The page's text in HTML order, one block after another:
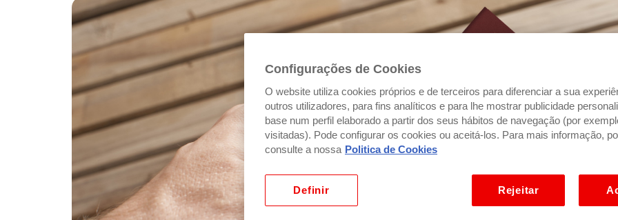
Configurações de Cookies
O website utiliza cookies próprios e de terceiros para diferenciar a sua
outros utilizadores, para fins analíticos e para lhe mostrar publicidade
base num perfil elaborado a partir dos seus hábitos de navegação (por
visitadas). Pode configurar os cookies ou aceitá-los. Para mais informação,
consulte a nossa Politica de Cookies
Definir Rejeitar